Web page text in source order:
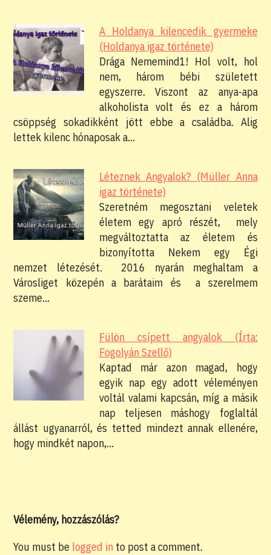
A Holdanya kilencedik gyermeke
(Holdanya igaz története)
Drága Nememind1! Hol volt, hol
nem, három bébi született
egyszerre. Viszont az anya-apa
alkoholista volt és ez a három
csöppség sokadikként jött ebbe a családba. Alig
lettek kilenc hónaposak a…
Léteznek Angyalok? (Müller Anna
igaz története)
Szeretném megosztani veletek
életem egy apró részét, mely
megváltoztatta az életem és
bizonyította Nekem egy Égi
nemzet létezését. 2016 nyarán meghaltam a
Városliget közepén a barátaim és a szerelmem
szeme…
Fülön csípett angyalok (Írta:
Fogolyán Szellő)
Kaptad már azon magad, hogy
egyik nap egy adott véleményen
voltál valami kapcsán, míg a másik
nap teljesen máshogy foglaltál
állást ugyanarról, és tetted mindezt annak ellenére,
hogy mindkét napon,…
Vélemény, hozzászólás?
You must be logged in to post a comment.